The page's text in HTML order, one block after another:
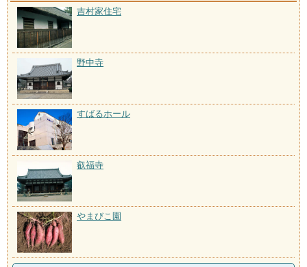
吉村家住宅
野中寺
すばるホール
叡福寺
やまびこ園